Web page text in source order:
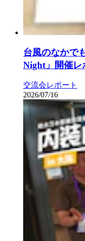
台風のなかで
Night」開催レ
交流会レポート
2026/07/16